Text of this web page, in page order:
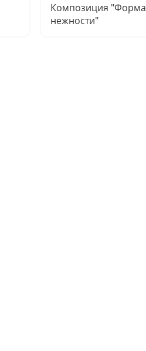
Композиция "Форма
нежности"